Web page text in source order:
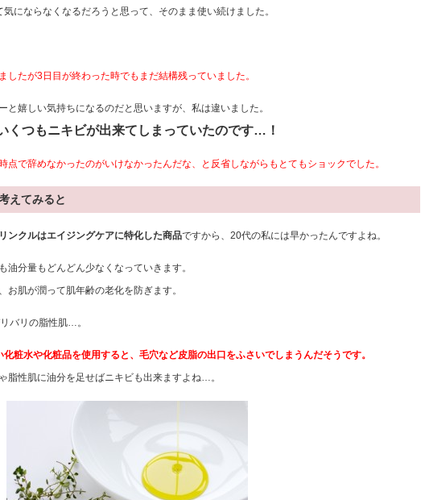
にならなくなるだろうと思って、そのまま使い続けました。
したが3日目が終わった時でもまだ結構残っていました。
と嬉しい気持ちになるのだと思いますが、私は違いました。
くつもニキビが出来てしまっていたのです…！
点で辞めなかったのがいけなかったんだな、と反省しながらもとてもショックでした。
えてみると
ンクルはエイジングケアに特化した商品ですから、20代の私には早かったんですよね。
分量もどんどん少なくなっていきます。
肌が潤って肌年齢の老化を防ぎます。
バリの脂性肌…。
粧水や化粧品を使用すると、毛穴など皮脂の出口をふさいでしまうんだそうです。
脂性肌に油分を足せばニキビも出来ますよね…。